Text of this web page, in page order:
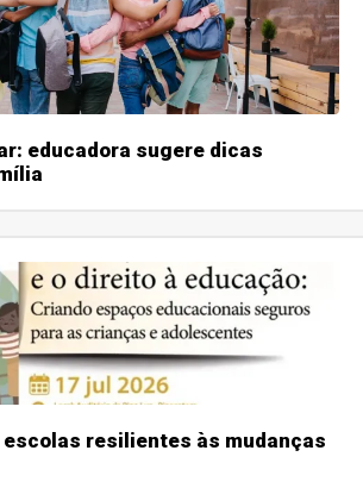
educadora sugere dicas
resilientes às mudanças